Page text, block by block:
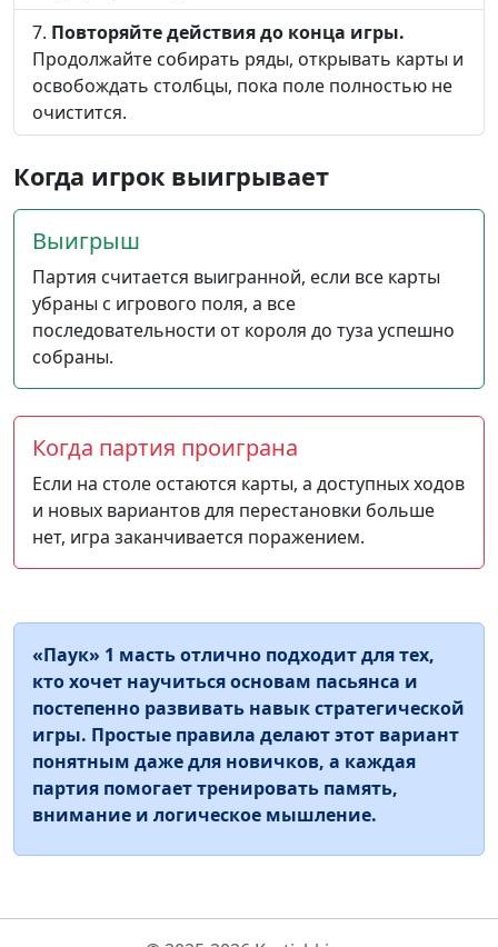
Повторяйте действия до конца игры.
Продолжайте собирать ряды, открывать карты и
освобождать столбцы, пока поле полностью не
очистится.
Когда игрок выигрывает
Выигрыш
Партия считается выигранной, если все карты
убраны с игрового поля, а все
последовательности от короля до туза успешно
собраны.
Когда партия проиграна
Если на столе остаются карты, а доступных ходов
и новых вариантов для перестановки больше
нет, игра заканчивается поражением.
«Паук» 1 масть отлично подходит для тех,
кто хочет научиться основам пасьянса и
постепенно развивать навык стратегической
игры. Простые правила делают этот вариант
понятным даже для новичков, а каждая
партия помогает тренировать память,
внимание и логическое мышление.